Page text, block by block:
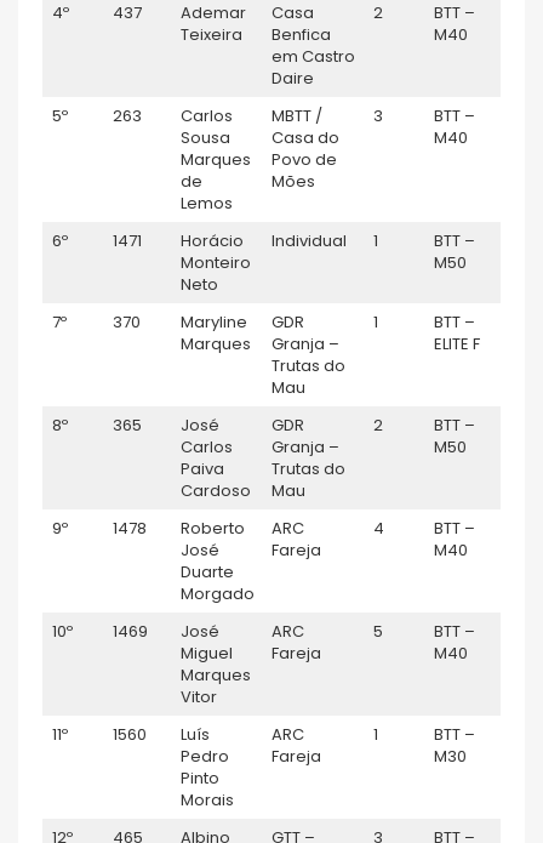
4º 437
Ademar
Teixeira
Casa
Benfica
em Castro
Daire
2
BTT –
M40
5º 263
Carlos
Sousa
Marques
de
Lemos
MBTT /
Casa do
Povo de
Mões
3
BTT –
M40
6º 1471
Horácio
Monteiro
Neto
Individual 1
BTT –
M50
7º 370
Maryline
Marques
GDR
Granja –
Trutas do
Mau
1
BTT –
ELITE F
8º 365
José
Carlos
Paiva
Cardoso
GDR
Granja –
Trutas do
Mau
2
BTT –
M50
9º 1478
Roberto
José
Duarte
Morgado
ARC
Fareja
4
BTT –
M40
10º 1469
José
Miguel
Marques
Vitor
ARC
Fareja
5
BTT –
M40
11º 1560
Luís
Pedro
Pinto
Morais
ARC
Fareja
1
BTT –
M30
12º 465
Albino
GTT –
3
BTT –